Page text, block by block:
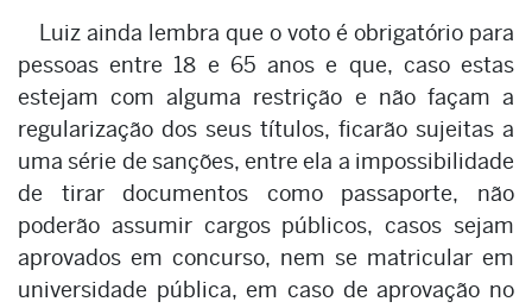
Luiz ainda lembra que o voto é obrigatório para
pessoas entre 18 e 65 anos e que, caso estas
estejam com alguma restrição e não façam a
regularização dos seus títulos, ficarão sujeitas a
uma série de sanções, entre ela a impossibilidade
de tirar documentos como passaporte, não
poderão assumir cargos públicos, casos sejam
aprovados em concurso, nem se matricular em
universidade pública, em caso de aprovação no